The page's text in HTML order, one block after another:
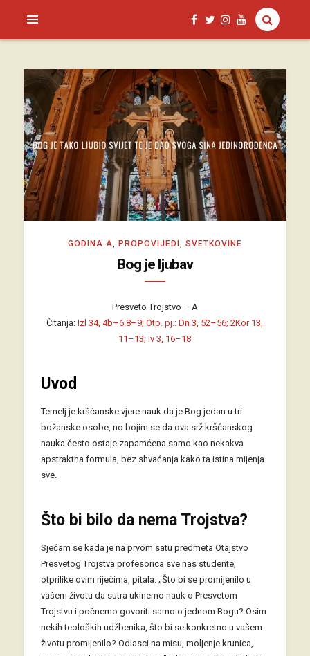
SAGUD.XYZ
GODINA A PROPOVIJEDI SVETKOVINE
Bog je ljubav
Presveto Trojstvo – A
Čitanja:Izl 34, 4b–6.8–9; Otp. pj.: Dn 3, 52–56; 2Kor 13,
11–13; Iv 3, 16–18
Uvod
Temelj je kršćanske vjere nauk da je Bog jedan u tri
božanske osobe, no bojim se da ova srž kršćanskog
nauka često ostaje zapamćena samo kao nekakva
apstraktna formula, bez shvaćanja kako ta istina mijenja
sve.
Što bi bilo da nema Trojstva?
Sjećam se kada je na prvom satu predmeta Otajstvo
Presvetog Trojstva profesorica sve nas studente,
otprilike ovim riječima, pitala: „Što bi se promijenilo u
vašem životu da sutra ukinemo nauk o Presvetom
Trojstvu i počnemo govoriti samo o jednom Bogu? Osim
nekih teoloških udžbenika, što bi se konkretno u vašem
životu promijenilo? Odlasci na misu, moljenje krunica,